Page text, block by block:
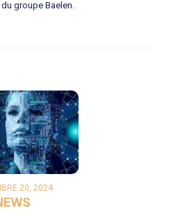
groupe Baelen.
20, 2024